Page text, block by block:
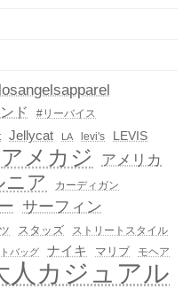
ド
#リーバイス
Jellycat LA levi's
LEVIS
アメカジ アメリカ
ニア カーディガン
サーフィン
スタッズ ストリートスタイル
トバッグ ナイキ マリブ モヘア
人カジュアル